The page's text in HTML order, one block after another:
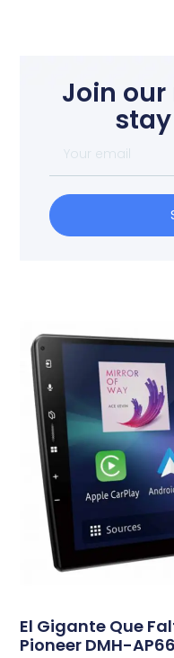
Join
El Gigante Que
Pioneer DMH-